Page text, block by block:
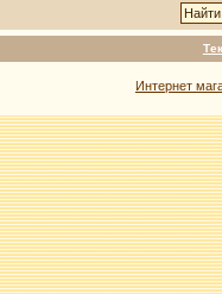
Интернет